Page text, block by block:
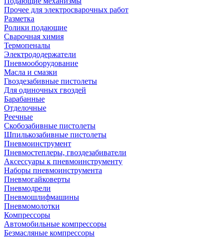
Прочее для электросварочных работ
Разметка
Ролики подающие
Сварочная химия
Термопеналы
Электрододержатели
Пневмооборудование
Масла и смазки
Гвоздезабивные пистолеты
Для одиночных гвоздей
Барабанные
Отделочные
Реечные
Скобозабивные пистолеты
Шпилькозабивные пистолеты
Пневмоинструмент
Пневмостеплеры, гвоздезабиватели
Аксессуары к пневмоинструменту
Наборы пневмоинструмента
Пневмогайковерты
Пневмодрели
Пневмошлифмашины
Пневмомолотки
Компрессоры
Автомобильные компрессоры
Безмасляные компрессоры